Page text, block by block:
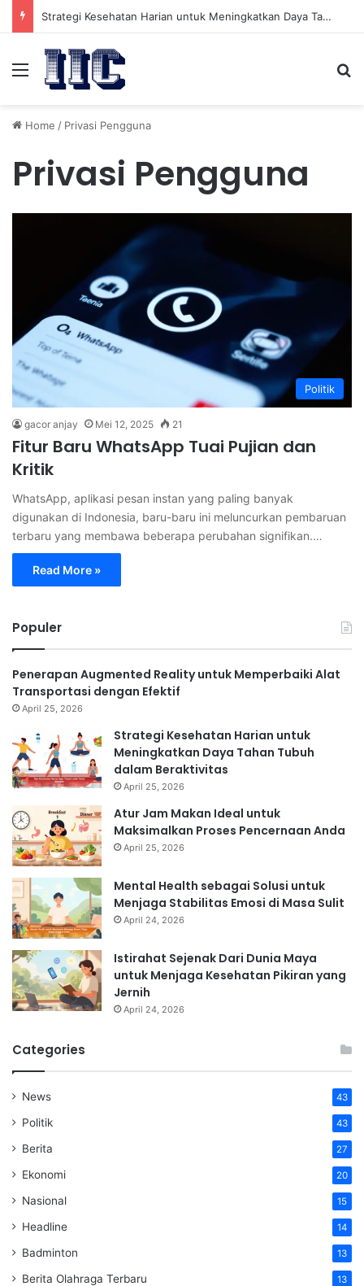
Strategi Kesehatan Harian untuk Meningkatkan Daya Tahan Tubuh dalam Beraktivitas
Menu
Home / Privasi Pengguna
Privasi Pengguna
Politik
gacor anjay Mei 12, 2025 21
Fitur Baru WhatsApp Tuai Pujian dan
Kritik
WhatsApp, aplikasi pesan instan yang paling banyak
digunakan di Indonesia, baru-baru ini meluncurkan pembaruan
terbaru yang membawa beberapa perubahan signifikan.…
Read More »
Populer
Penerapan Augmented Reality untuk Memperbaiki Alat
Transportasi dengan Efektif
April 25, 2026
Strategi Kesehatan Harian untuk
Meningkatkan Daya Tahan Tubuh
dalam Beraktivitas
April 25, 2026
Atur Jam Makan Ideal untuk
Maksimalkan Proses Pencernaan Anda
April 25, 2026
Mental Health sebagai Solusi untuk
Menjaga Stabilitas Emosi di Masa Sulit
April 24, 2026
Istirahat Sejenak Dari Dunia Maya
untuk Menjaga Kesehatan Pikiran yang
Jernih
April 24, 2026
Categories
News 43
Politik 43
Berita 27
Ekonomi 20
Nasional 15
Headline 14
Badminton 13
Berita Olahraga Terbaru 13